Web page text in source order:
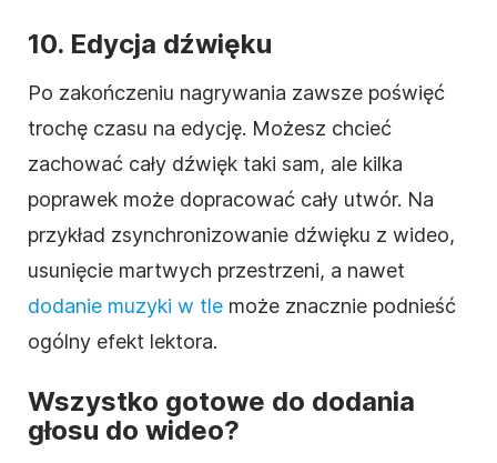
10. Edycja dźwięku
Po zakończeniu nagrywania zawsze poświęć
trochę czasu na edycję. Możesz chcieć
zachować cały dźwięk taki sam, ale kilka
poprawek może dopracować cały utwór. Na
przykład zsynchronizowanie dźwięku z wideo,
usunięcie martwych przestrzeni, a nawet
dodanie muzyki w tle może znacznie podnieść
ogólny efekt lektora.
Wszystko gotowe do dodania
głosu do wideo?